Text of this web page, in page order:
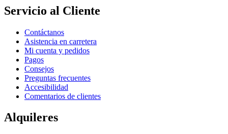
Servicio al Cliente
Contáctanos
Asistencia en carretera
Mi cuenta y pedidos
Pagos
Consejos
Preguntas frecuentes
Accesibilidad
Comentarios de clientes
Alquileres